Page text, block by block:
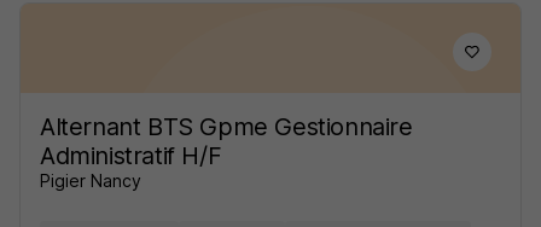
Alternant BTS Gpme Gestionnaire
Administratif H/F
Pigier Nancy